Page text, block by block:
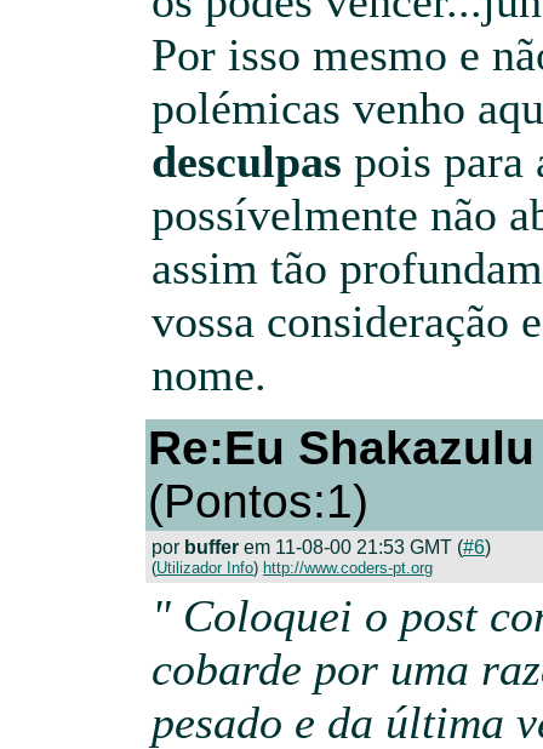
Por isso mesmo e
polémicas venho
desculpas pois para
possívelmente não
assim tão
vossa consideração
nome.
Re:Eu
(Pontos:1)
por buffer em 11-08-00 21:53 GMT (#6)
(Utilizador Info) http://www.coders-pt.org
" Coloquei o post
cobarde por uma
pesado e da última